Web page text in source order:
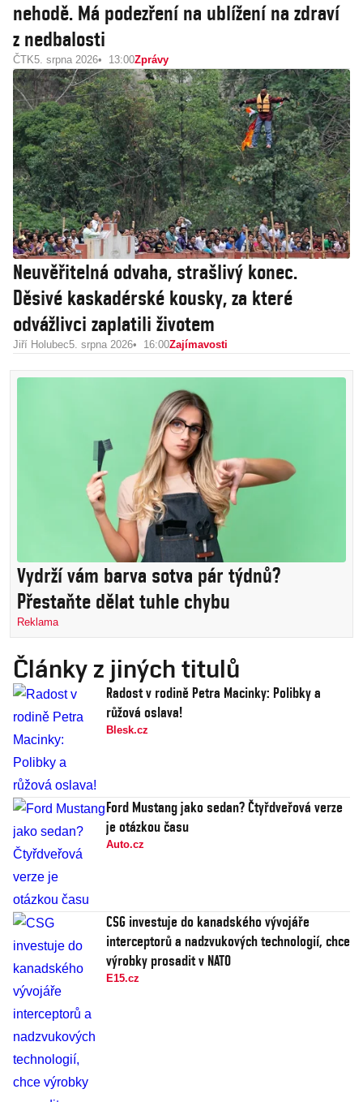
nehodě. Má podezření na ublížení na zdraví
z nedbalosti
ČTK5. srpna 2026 13:00Zprávy
Neuvěřitelná odvaha, strašlivý konec.
Děsivé kaskadérské kousky, za které
odvážlivci zaplatili životem
Jiří Holubec5. srpna 2026 16:00Zajímavosti
Vydrží vám barva sotva pár týdnů?
Přestaňte dělat tuhle chybu
Reklama
Články z jiných titulů
Radost v rodině Petra Macinky: Polibky a
růžová oslava!
Blesk.cz
Ford Mustang jako sedan? Čtyřdveřová verze
je otázkou času
Auto.cz
CSG investuje do kanadského vývojáře
interceptorů a nadzvukových technologií, chce
výrobky prosadit v NATO
E15.cz